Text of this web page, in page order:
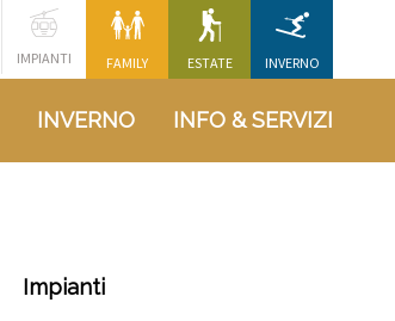
FAMILY ESTATE INVERNO
IMPIANTI
INVERNO INFO & SERVIZI
Impianti